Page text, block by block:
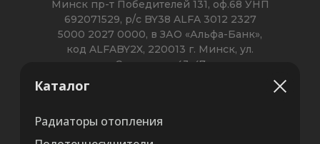
Каталог
Радиаторы отопления